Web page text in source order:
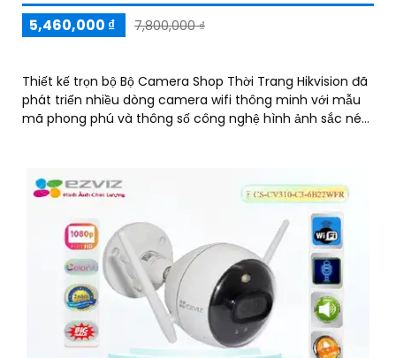
5,460,000 ₫
7,800,000 ₫
Thiết kế trọn bộ Bộ Camera Shop Thời Trang Hikvision đã
phát triển nhiều dòng camera wifi thông minh với mẫu
mã phong phú và thông số công nghệ hình ảnh sắc nét